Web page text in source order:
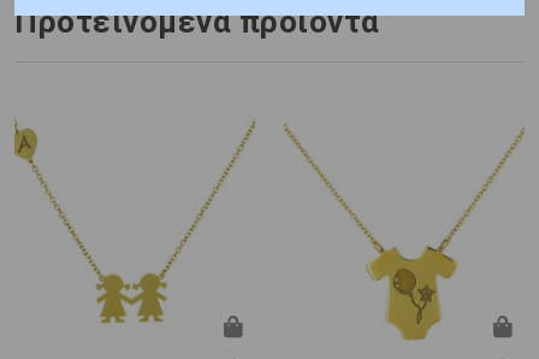
Προτεινόμενα προϊόντα